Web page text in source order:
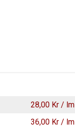
28,00 Kr / lm
36,00 Kr / lm